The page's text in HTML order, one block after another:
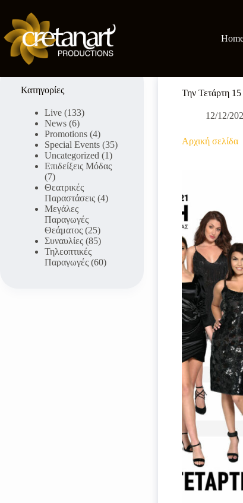
περιεχόμενο
Την Τετάρτη
12/12/
Αρχική σελίδα
Κατηγορίες
Live (133)
News (6)
Promotions (4)
Special Events (35)
Uncategorized (1)
Επιδείξεις Μόδας
(7)
Θεατρικές
Παραστάσεις (4)
Μεγάλες
Παραγωγές
Θεάματος (25)
Συναυλίες (85)
Τηλεοπτικές
Παραγωγές (60)